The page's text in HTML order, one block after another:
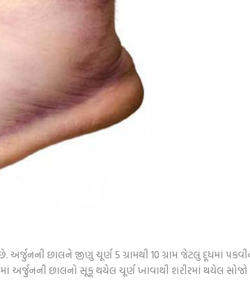
અર્જુનની છાલને જીણું ચૂર્ણ 5 ગ્રામથી 10 ગ્રામ જેટલું દૂધમાં
માં અર્જુનની છાલનો સૂકૂ થયેલ ચૂર્ણ ખાવાથી શરીરમાં થયેલ